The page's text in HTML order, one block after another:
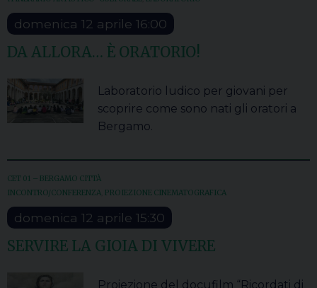
domenica 12 aprile 16:00
DA ALLORA… È ORATORIO!
Laboratorio ludico per giovani per
scoprire come sono nati gli oratori a
Bergamo.
CET 01 – BERGAMO CITTÀ
INCONTRO/CONFERENZA PROIEZIONE CINEMATOGRAFICA
domenica 12 aprile 15:30
SERVIRE LA GIOIA DI VIVERE
Proiezione del docufilm “Ricordati di